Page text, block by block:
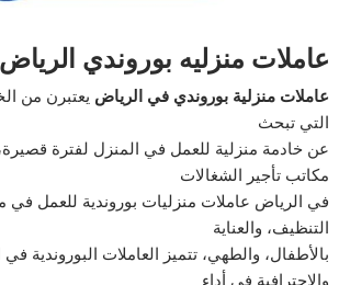
عاملات منزليه بوروندي الرياض
عاملات منزلية بوروندي في الرياض يعتبرن من
التي تبحث
عن خادمة منزلية للعمل في المنزل لفترة
مكاتب تأجير الشغالات
في الرياض عاملات منزليات بوروندية للعمل في
التنظيف، والعناية
بالأطفال، والطهي، تتميز العاملات البوروندية
والاحترافية في أداء